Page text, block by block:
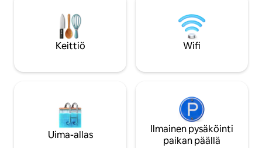
nauttimiseen – Helppo pääsy rannalle 8
minuutin ajomatkan päässä – Kaunis
kohde, jossa on erittäin puhtaat tilat
Center. Täydellinen loma-asunto
nopeisiin retkiin
tai pitkään
Keittiö Wifi
Uima-allas
Ilmainen pysäköinti
paikan päällä